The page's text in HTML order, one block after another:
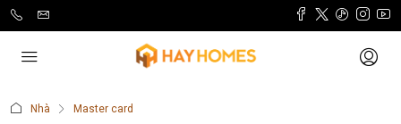
Nhà
Master card